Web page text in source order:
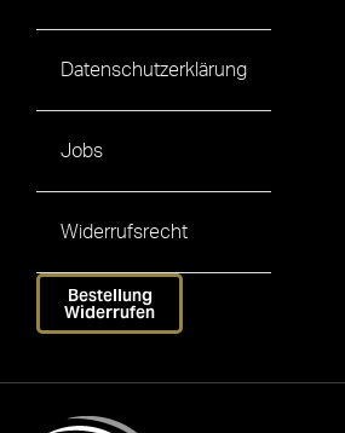
Datenschutzerklärung
Jobs
Widerrufsrecht
Bestellung
Widerrufen